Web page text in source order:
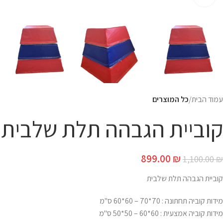
עמוד הבית כל המוצרים
קוביית הגבהה תלת שלבית
1,100.00₪
899.00 ₪
קוביית הגבהה תלת שלבית
מידות קוביה תחתונה : 70*70 – 60*60 ס"מ
מידות קוביה אמצעית : 60*60 – 50*50 ס"מ